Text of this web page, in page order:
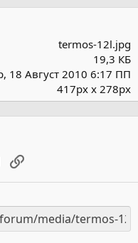
д
termos-12l.jpg
19,3 КБ
18 Август 2010 6:17 ПП
417px x 278px
Электронная почта